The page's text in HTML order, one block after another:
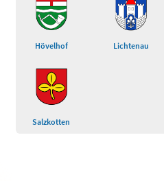
Hövelhof Lichtenau
Salzkotten